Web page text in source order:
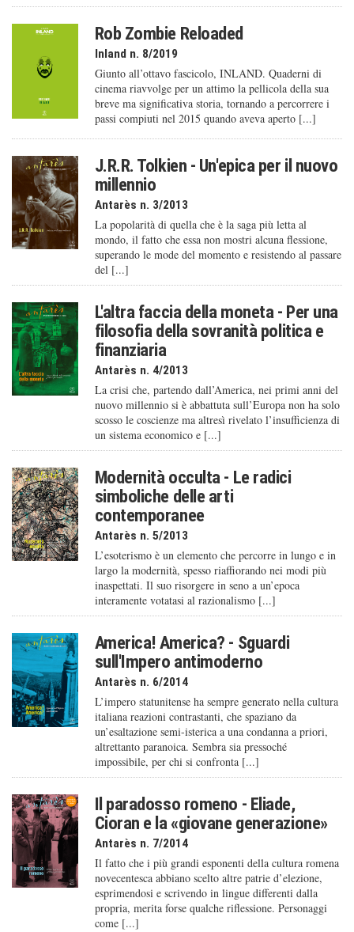
Rob Zombie Reloaded
Inland n. 8/2019
Giunto all’ottavo fascicolo, INLAND. Quaderni di
cinema riavvolge per un attimo la pellicola della sua
breve ma significativa storia, tornando a percorrere i
passi compiuti nel 2015 quando aveva aperto [...]
J.R.R. Tolkien - Un'epica per il nuovo
millennio
Antarès n. 3/2013
La popolarità di quella che è la saga più letta al
mondo, il fatto che essa non mostri alcuna flessione,
superando le mode del momento e resistendo al passare
del [...]
L'altra faccia della moneta - Per una
filosofia della sovranità politica e
finanziaria
Antarès n. 4/2013
La crisi che, partendo dall’America, nei primi anni del
nuovo millennio si è abbattuta sull’Europa non ha solo
scosso le coscienze ma altresì rivelato l’insufficienza di
un sistema economico e [...]
Modernità occulta - Le radici
simboliche delle arti
contemporanee
Antarès n. 5/2013
L’esoterismo è un elemento che percorre in lungo e in
largo la modernità, spesso riaffiorando nei modi più
inaspettati. Il suo risorgere in seno a un’epoca
interamente votatasi al razionalismo [...]
America! America? - Sguardi
sull'Impero antimoderno
Antarès n. 6/2014
L’impero statunitense ha sempre generato nella cultura
italiana reazioni contrastanti, che spaziano da
un’esaltazione semi-isterica a una condanna a priori,
altrettanto paranoica. Sembra sia pressoché
impossibile, per chi si confronta [...]
Il paradosso romeno - Eliade,
Cioran e la «giovane generazione»
Antarès n. 7/2014
Il fatto che i più grandi esponenti della cultura romena
novecentesca abbiano scelto altre patrie d’elezione,
esprimendosi e scrivendo in lingue differenti dalla
propria, merita forse qualche riflessione. Personaggi
come [...]